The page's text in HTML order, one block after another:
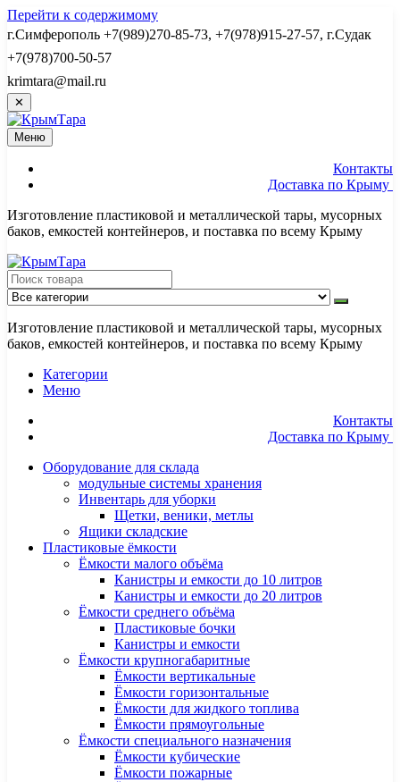
Перейти к содержимому
г.Симферополь +7(989)270-85-73, +7(978)915-27-57, г.Судак
+7(978)700-50-57
krimtara@mail.ru
✕
Меню
Контакты
Доставка по Крыму
Изготовление пластиковой и металлической тары, мусорных
баков, емкостей контейнеров, и поставка по всему Крыму
Изготовление пластиковой и металлической тары, мусорных
баков, емкостей контейнеров, и поставка по всему Крыму
Категории
Меню
Контакты
Доставка по Крыму
Оборудование для склада
модульные системы хранения
Инвентарь для уборки
Щетки, веники, метлы
Ящики складские
Пластиковые ёмкости
Ёмкости малого объёма
Канистры и емкости до 10 литров
Канистры и емкости до 20 литров
Ёмкости среднего объёма
Пластиковые бочки
Канистры и емкости
Ёмкости крупногабаритные
Ёмкости вертикальные
Ёмкости горизонтальные
Ёмкости для жидкого топлива
Ёмкости прямоугольные
Ёмкости специального назначения
Ёмкости кубические
Ёмкости пожарные